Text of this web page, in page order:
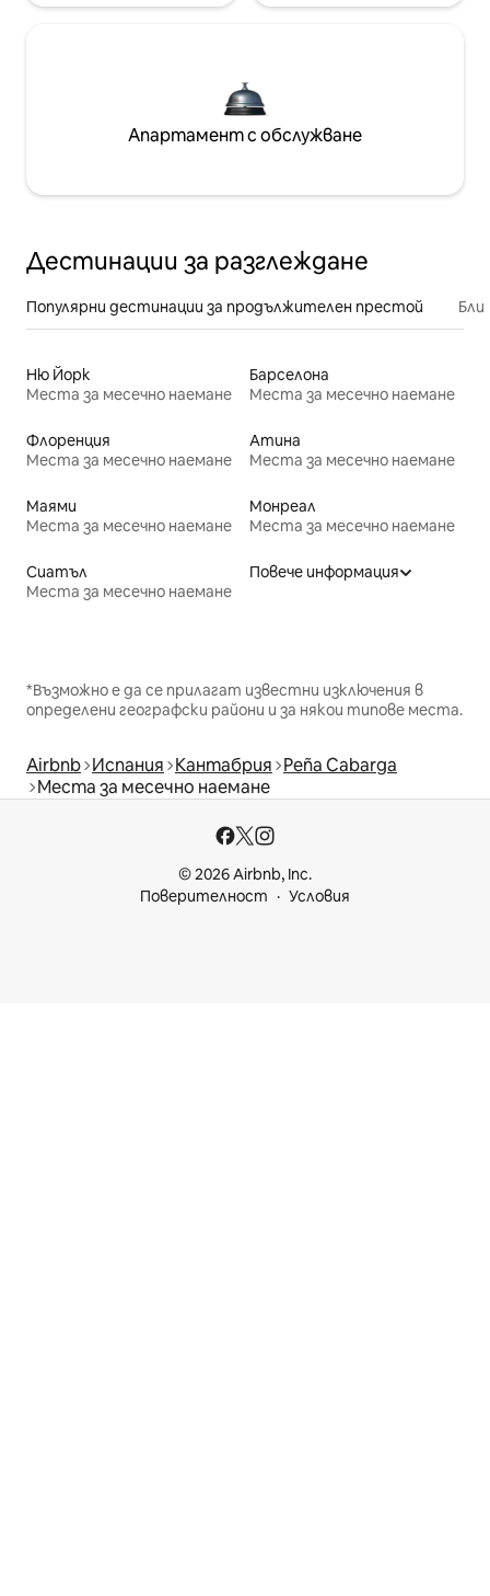
Апартамент с обслужване
Дестинации за разглеждане
Популярни дестинации за продължителен престой
Ню Йорк
Места за месечно наемане
Барселона
Места за месечно наемане
Флоренция
Места за месечно наемане
Атина
Места за месечно наемане
Маями
Места за месечно наемане
Монреал
Места за месечно наемане
Сиатъл
Места за месечно наемане
Повече информация
*Възможно е да се прилагат известни изключения в
определени географски райони и за някои типове места.
Airbnb Испания Кантабрия Peña Cabarga
Места за месечно наемане
© 2026 Airbnb, Inc.
Поверителност
Условия